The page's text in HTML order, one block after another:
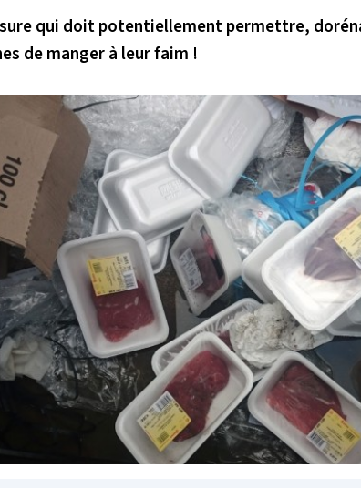
qui doit potentiellement permettre,
de manger à leur faim !